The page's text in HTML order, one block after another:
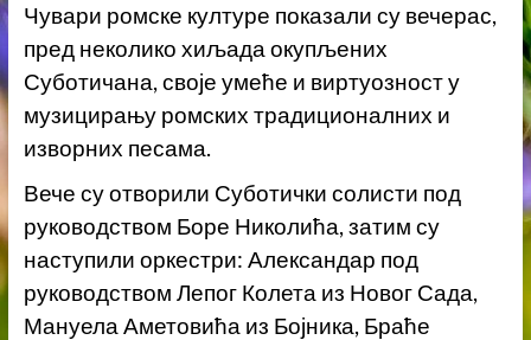
Чувари ромске културе показали су вечерас,
пред неколико хиљада окупљених
Суботичана, своје умеће и виртуозност у
музицирању ромских традиционалних и
изворних песама.
Вече су отворили Суботички солисти под
руководством Боре Николића, затим су
наступили оркестри: Александар под
руководством Лепог Колета из Новог Сада,
Мануела Аметовића из Бојника, Браће